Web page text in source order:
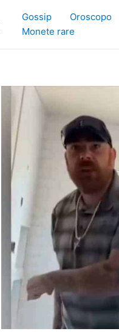
Gossip Oroscopo
Monete rare